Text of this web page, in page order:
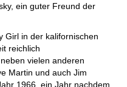
ein guter Freund der
Girl in der kalifornischen
reichlich
vielen anderen
Martin und auch Jim
1966, ein Jahr nachdem